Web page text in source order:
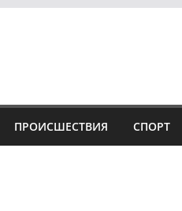
ПРОИСШЕСТВИЯ СПОРТ